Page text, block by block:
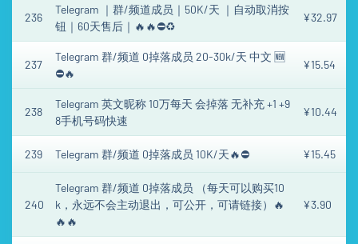
236
Telegram ｜群/频道成员｜50K/天 ｜自动取消按
钮｜60天售后｜🔥🔥⛔♻️
¥32.97
237
Telegram 群/频道 0掉落成员 20-30k/天 中文 🆕
⛔🔥
¥15.54
238
Telegram 英文昵称 10万每天 会掉落 无补充 +1 +9
8手机号码快速
¥10.44
239 Telegram 群/频道 0掉落成员 10K/天🔥⛔ ¥15.45
240
Telegram 群/频道 0掉落成员 （每天可以购买10
k，永远不会主动退出，可公开，可请链接）🔥
🔥🔥
¥3.90